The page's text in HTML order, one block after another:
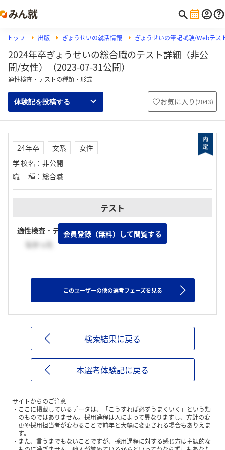
トップ 出版 ぎょうせいの就活情報 ぎょうせいの筆記試験/Webテス
2024年卒ぎょうせいの総合職のテスト詳細（非公
開/女性）（2023-07-31公開）
適性検査・テストの種類・形式
体験記を投稿する お気に入り (2043)
24年卒 文系
女性
学校名 ： 非公開
職種 ： 総合職
テスト
適性検査・テストの有無
なかった
会員登録（無料）して閲覧する
このユーザーの他の選考フェーズを見る
検索結果に戻る
本選考体験記に戻る
サイトからのご注意
ここに掲載しているデータは、「こうすれば必ずうまくいく」という類
のものではありません。採用過程は人によって異なりますし、方針の変
更や採用担当者が変わることで前年と大幅に変更される場合もありえま
す。
また、言うまでもないことですが、採用過程に対する感じ方は主観的な